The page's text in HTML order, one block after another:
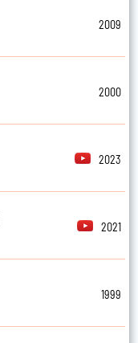
2009
2000
2023
2021
1999